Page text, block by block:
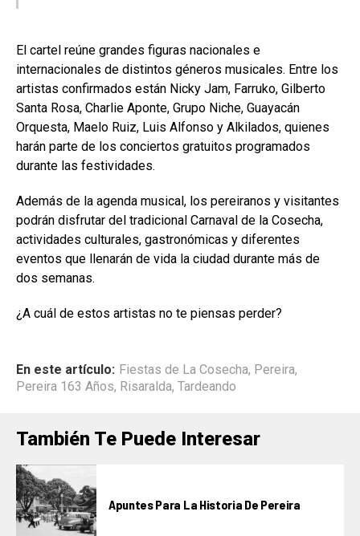
El cartel reúne grandes figuras nacionales e
internacionales de distintos géneros musicales. Entre los
artistas confirmados están Nicky Jam, Farruko, Gilberto
Santa Rosa, Charlie Aponte, Grupo Niche, Guayacán
Orquesta, Maelo Ruiz, Luis Alfonso y Alkilados, quienes
harán parte de los conciertos gratuitos programados
durante las festividades.
Además de la agenda musical, los pereiranos y visitantes
podrán disfrutar del tradicional Carnaval de la Cosecha,
actividades culturales, gastronómicas y diferentes
eventos que llenarán de vida la ciudad durante más de
dos semanas.
¿A cuál de estos artistas no te piensas perder?
En este artículo: Fiestas de La Cosecha, Pereira,
Pereira 163 Años, Risaralda, Tardeando
También Te Puede Interesar
Apuntes Para La Historia De Pereira